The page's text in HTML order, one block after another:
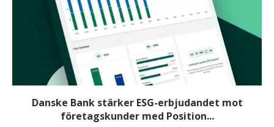
Danske Bank stärker ESG-erbjudandet mot
företagskunder med Position...